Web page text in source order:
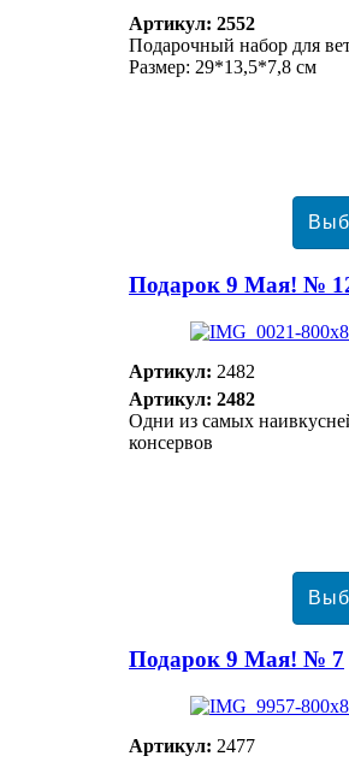
Артикул: 2552
Подарочный набор для
Размер: 29*13,5*7,8 см
Подарок 9 Мая! №
Артикул: 2482
Артикул: 2482
Одни из самых
консервов
Подарок 9 Мая! № 7
Артикул: 2477